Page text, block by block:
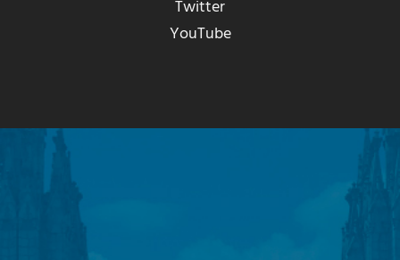
Twitter
YouTube